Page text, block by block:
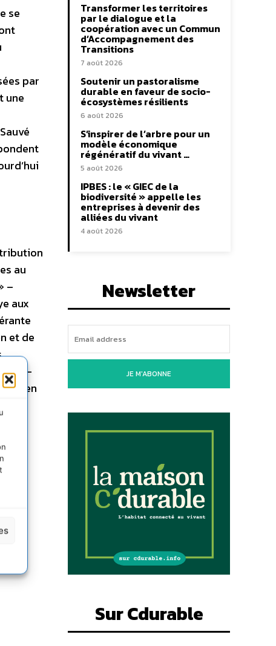
se
par
une
au
–
aux
et de
Jean-
en
Transformer les territoires
par le dialogue et la
coopération avec un Commun
d’Accompagnement des
Transitions
7 août 2026
Soutenir un pastoralisme
durable en faveur de socio-
écosystèmes résilients
6 août 2026
S’inspirer de l’arbre pour un
modèle économique
régénératif du vivant …
5 août 2026
IPBES : le « GIEC de la
biodiversité » appelle les
entreprises à devenir des
alliées du vivant
4 août 2026
Newsletter
JE M'ABONNE
Sur Cdurable